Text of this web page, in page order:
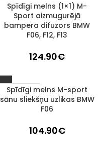
1–3 d. d.
Spīdīgi melns (1×1) M-
Sport aizmugurējā
bampera difuzors BMW
F06, F12, F13
124.90€
1–3 d. d.
Spīdīgi melns M-sport
sānu sliekšņu uzlikas BMW
F06
104.90€